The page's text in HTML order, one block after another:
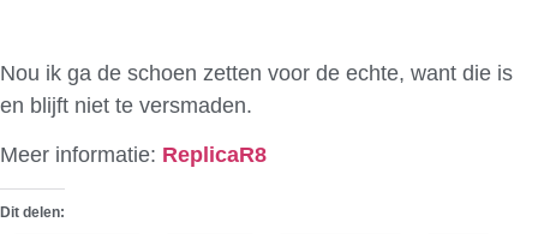
Nou ik ga de schoen zetten voor de echte, want die is
en blijft niet te versmaden.
Meer informatie: ReplicaR8
Dit delen: